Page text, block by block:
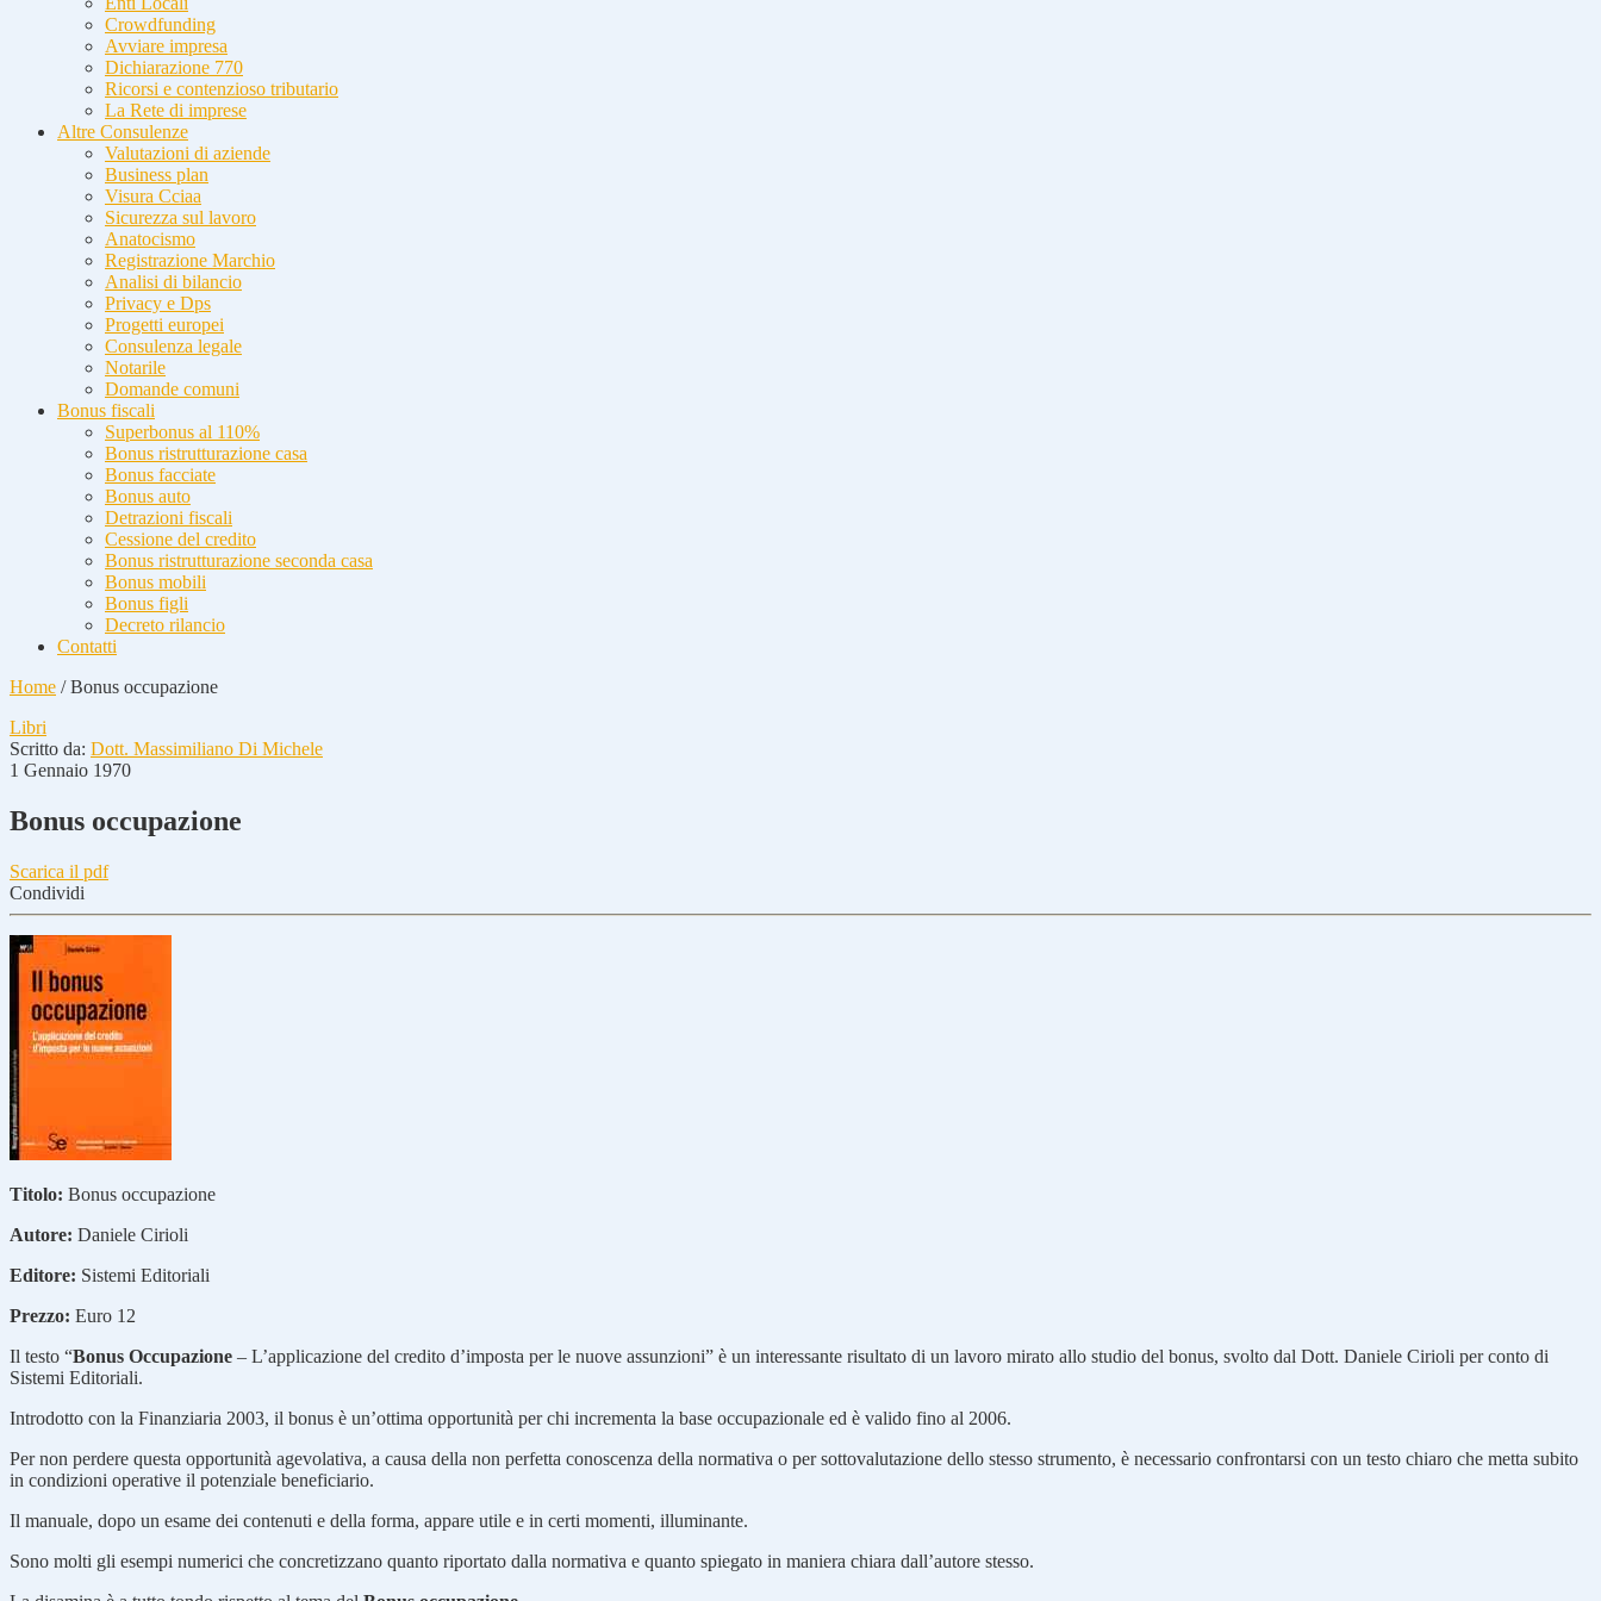
Crowdfunding
Avviare impresa
Dichiarazione 770
Ricorsi e contenzioso tributario
La Rete di imprese
Altre Consulenze
Valutazioni di aziende
Business plan
Visura Cciaa
Sicurezza sul lavoro
Anatocismo
Registrazione Marchio
Analisi di bilancio
Privacy e Dps
Progetti europei
Consulenza legale
Notarile
Domande comuni
Bonus fiscali
Superbonus al 110%
Bonus ristrutturazione casa
Bonus facciate
Bonus auto
Detrazioni fiscali
Cessione del credito
Bonus ristrutturazione seconda casa
Bonus mobili
Bonus figli
Decreto rilancio
Contatti
Home /Bonus occupazione
Libri
Scritto da: Dott. Massimiliano Di Michele
1 Gennaio 1970
Bonus occupazione
Scarica il pdf
Condividi
Titolo: Bonus occupazione
Autore: Daniele Cirioli
Editore: Sistemi Editoriali
Prezzo: Euro 12
Il testo “Bonus Occupazione – L’applicazione del credito d’imposta per le nuove assunzioni” è un interessante risultato di un lavoro mirato allo studio del bonus, svolto dal Dott. Daniele Cirioli per conto di
Sistemi Editoriali.
Introdotto con la Finanziaria 2003, il bonus è un’ottima opportunità per chi incrementa la base occupazionale ed è valido fino al 2006.
Per non perdere questa opportunità agevolativa, a causa della non perfetta conoscenza della normativa o per sottovalutazione dello stesso strumento, è necessario confrontarsi con un testo chiaro che metta subito
in condizioni operative il potenziale beneficiario.
Il manuale, dopo un esame dei contenuti e della forma, appare utile e in certi momenti, illuminante.
Sono molti gli esempi numerici che concretizzano quanto riportato dalla normativa e quanto spiegato in maniera chiara dall’autore stesso.